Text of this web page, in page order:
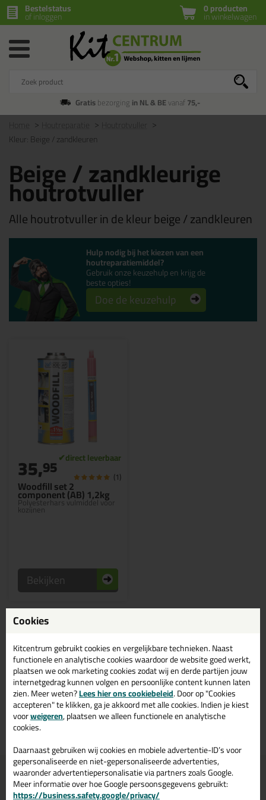
0 producten
in winkelwagen
Bestelstatus
of inloggen
Gratisbezorging in NL & BEvanaf75,-
Kleur: Beige / zandkleuren
Beige / zandkleurige
houtrotvuller
Alle houtrotvuller in de kleur beige / zandkleuren
Hulp nodig bij het kiezen van een
houtreparatiemiddel?
Gebruik onze keuzehulp en krijg de
beste opties!
Doe de keuzehulp
Woodfill set 2
component (AB) 1,2kg
Polyesterhars vulmiddel voor
kozijnen
35,95 (1)
Bekijken
Beige / zandkleurige
houtrotvuller kopen? Bestel
houtrotvuller in de kleur beige /
zandkleuren bij Kitcentrum.be
Bestaat houtrotvuller ook in de kleur beige / zandkleuren? Bestel je
houtrotvuller beige / zandkleuren daarom gemakkelijk en snel op
Kitcentrum.be!
Voor 21:00 uur besteld
morgen in huis
Gratisbezorging binnen
Belgiëvanaf75,-
Cookies
Kitcentrum gebruikt cookies en vergelijkbare technieken. Naast
functionele en analytische cookies waardoor de website goed werkt,
plaatsen we ook marketing cookies zodat wij en derde partijen jouw
internetgedrag kunnen volgen en persoonlijke content kunnen laten
zien. Meer weten?Lees hier ons cookiebeleid. Door op "Cookies
accepteren" te klikken, ga je akkoord met alle cookies. Indien je kiest
voorweigeren, plaatsen we alleen functionele en analytische
cookies.
Daarnaast gebruiken wij cookies en mobiele advertentie-ID’s voor
gepersonaliseerde en niet-gepersonaliseerde advertenties,
waaronder advertentiepersonalisatie via partners zoals Google.
Meer informatie over hoe Google persoonsgegevens gebruikt:
https://business.safety.google/privacy/